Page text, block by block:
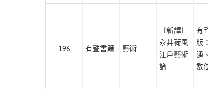
196 有聲書籍 藝術
〔新譯〕
永井荷風
江戶藝術
論
有聲出
版：
通、
數位